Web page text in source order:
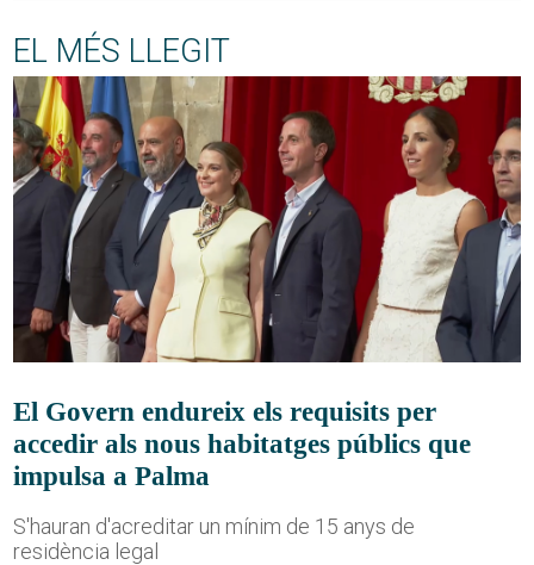
EL MÉS LLEGIT
El Govern endureix els requisits per
accedir als nous habitatges públics que
impulsa a Palma
S'hauran d'acreditar un mínim de 15 anys de
residència legal